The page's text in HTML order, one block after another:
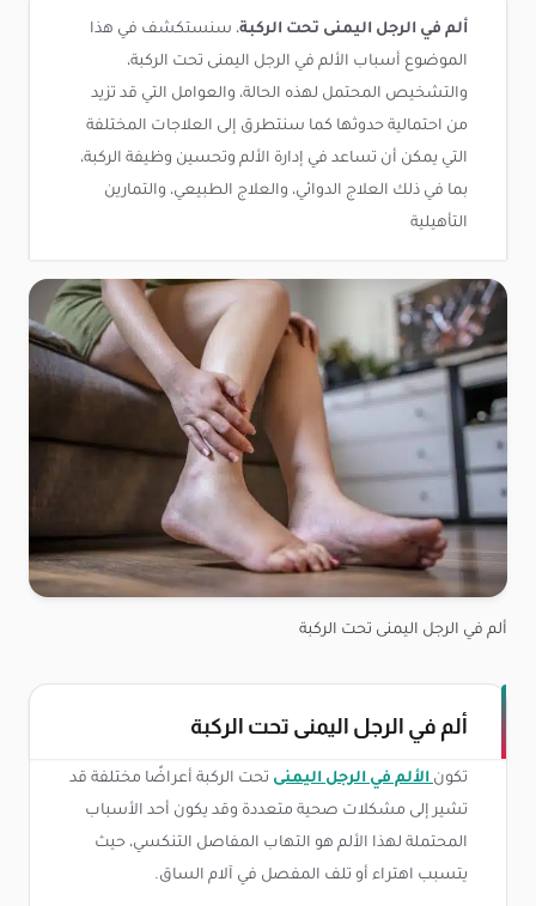
ألم في الرجل اليمنى تحت الركبة، سنستكشف في هذا
الموضوع أسباب الألم في الرجل اليمنى تحت الركبة،
والتشخيص المحتمل لهذه الحالة، والعوامل التي قد تزيد
من احتمالية حدوثها كما سنتطرق إلى العلاجات المختلفة
التي يمكن أن تساعد في إدارة الألم وتحسين وظيفة الركبة،
بما في ذلك العلاج الدوائي، والعلاج الطبيعي، والتمارين
التأهيلية
ألم في الرجل اليمنى تحت الركبة
ألم في الرجل اليمنى تحت الركبة
تكونالألم في الرجل اليمنى تحت الركبة أعراضًا مختلفة قد
تشير إلى مشكلات صحية متعددة وقد يكون أحد الأسباب
المحتملة لهذا الألم هو التهاب المفاصل التنكسي، حيث
يتسبب اهتراء أو تلف المفصل في آلام الساق.